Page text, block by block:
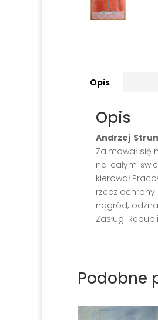
Opis
Opis
Andrzej
Zajmował się
na całym
kierował
rzecz ochrony
nagród,
Zasługi
Podobne